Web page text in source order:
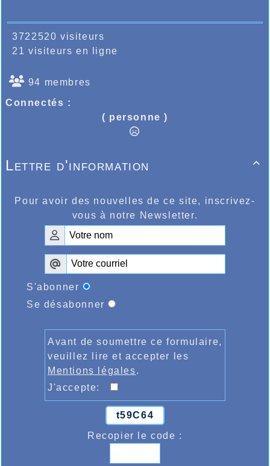
3722520 visiteurs
21 visiteurs en ligne
94 membres
Connectés :
( personne )

Lettre d'information
Pour avoir des nouvelles de ce site, inscrivez-
vous à notre Newsletter.
S'abonner
Se désabonner
Avant de soumettre ce formulaire,
veuillez lire et accepter les
Mentions légales.
J'accepte:
t59C64
Recopier le code :